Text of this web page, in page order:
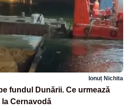
Ionuț Nichita
fundul Dunării. Ce urmează
Cernavodă